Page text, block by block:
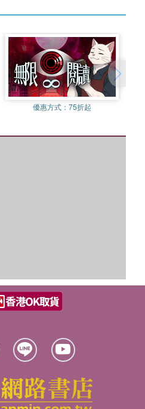
優惠方式：75折起